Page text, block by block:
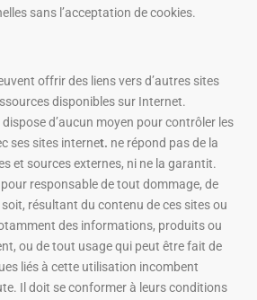
sans l’acceptation de cookies.
offrir des liens vers d’autres sites
disponibles sur Internet.
dispose d’aucun moyen pour contrôler les
ses sites internet. ne répond pas de la
et sources externes, ni ne la garantit.
responsable de tout dommage, de
résultant du contenu de ces sites ou
des informations, produits ou
ou de tout usage qui peut être fait de
liés à cette utilisation incombent
Il doit se conformer à leurs conditions